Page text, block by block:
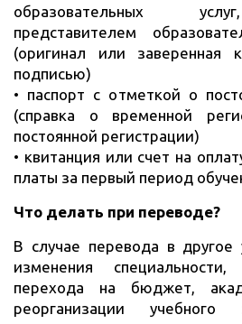
образовательных
представителем
(оригинал или заверенная
подписью)
• паспорт с отметкой о
(справка о временной
постоянной регистрации)
• квитанция или счет на
платы за первый период
Что делать при переводе?
В случае перевода в другое
изменения
перехода на бюджет,
реорганизации учебного